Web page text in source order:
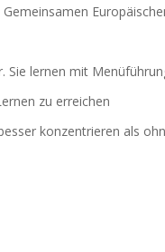
lernen mit
zu erreichen
konzentrieren als